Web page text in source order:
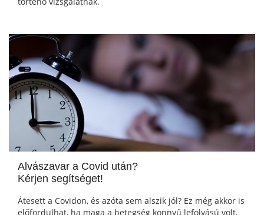
Alvászavar a Covid után?
Kérjen segítséget!
Átesett a Covidon, és azóta sem alszik jól? Ez még akkor is
előfordulhat, ha maga a betegség könnyű lefolyású volt,